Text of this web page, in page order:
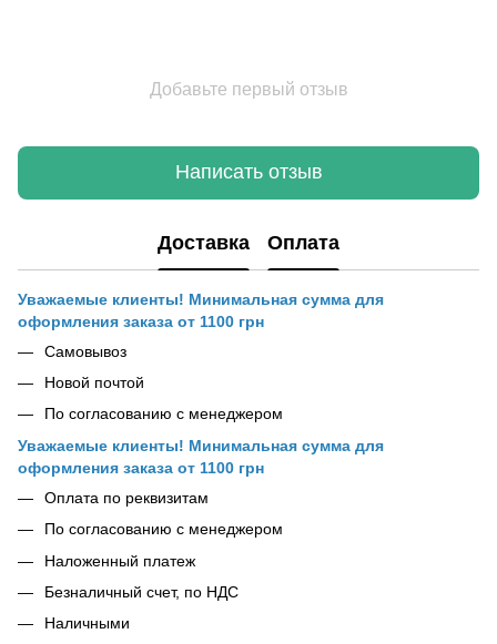
Добавьте первый отзыв
Написать отзыв
Доставка Оплата
Уважаемые клиенты! Минимальная сумма для
оформления заказа от 1100 грн
Самовывоз
Новой почтой
По согласованию с менеджером
Уважаемые клиенты! Минимальная сумма для
оформления заказа от 1100 грн
Оплата по реквизитам
По согласованию с менеджером
Наложенный платеж
Безналичный счет, по НДС
Наличными